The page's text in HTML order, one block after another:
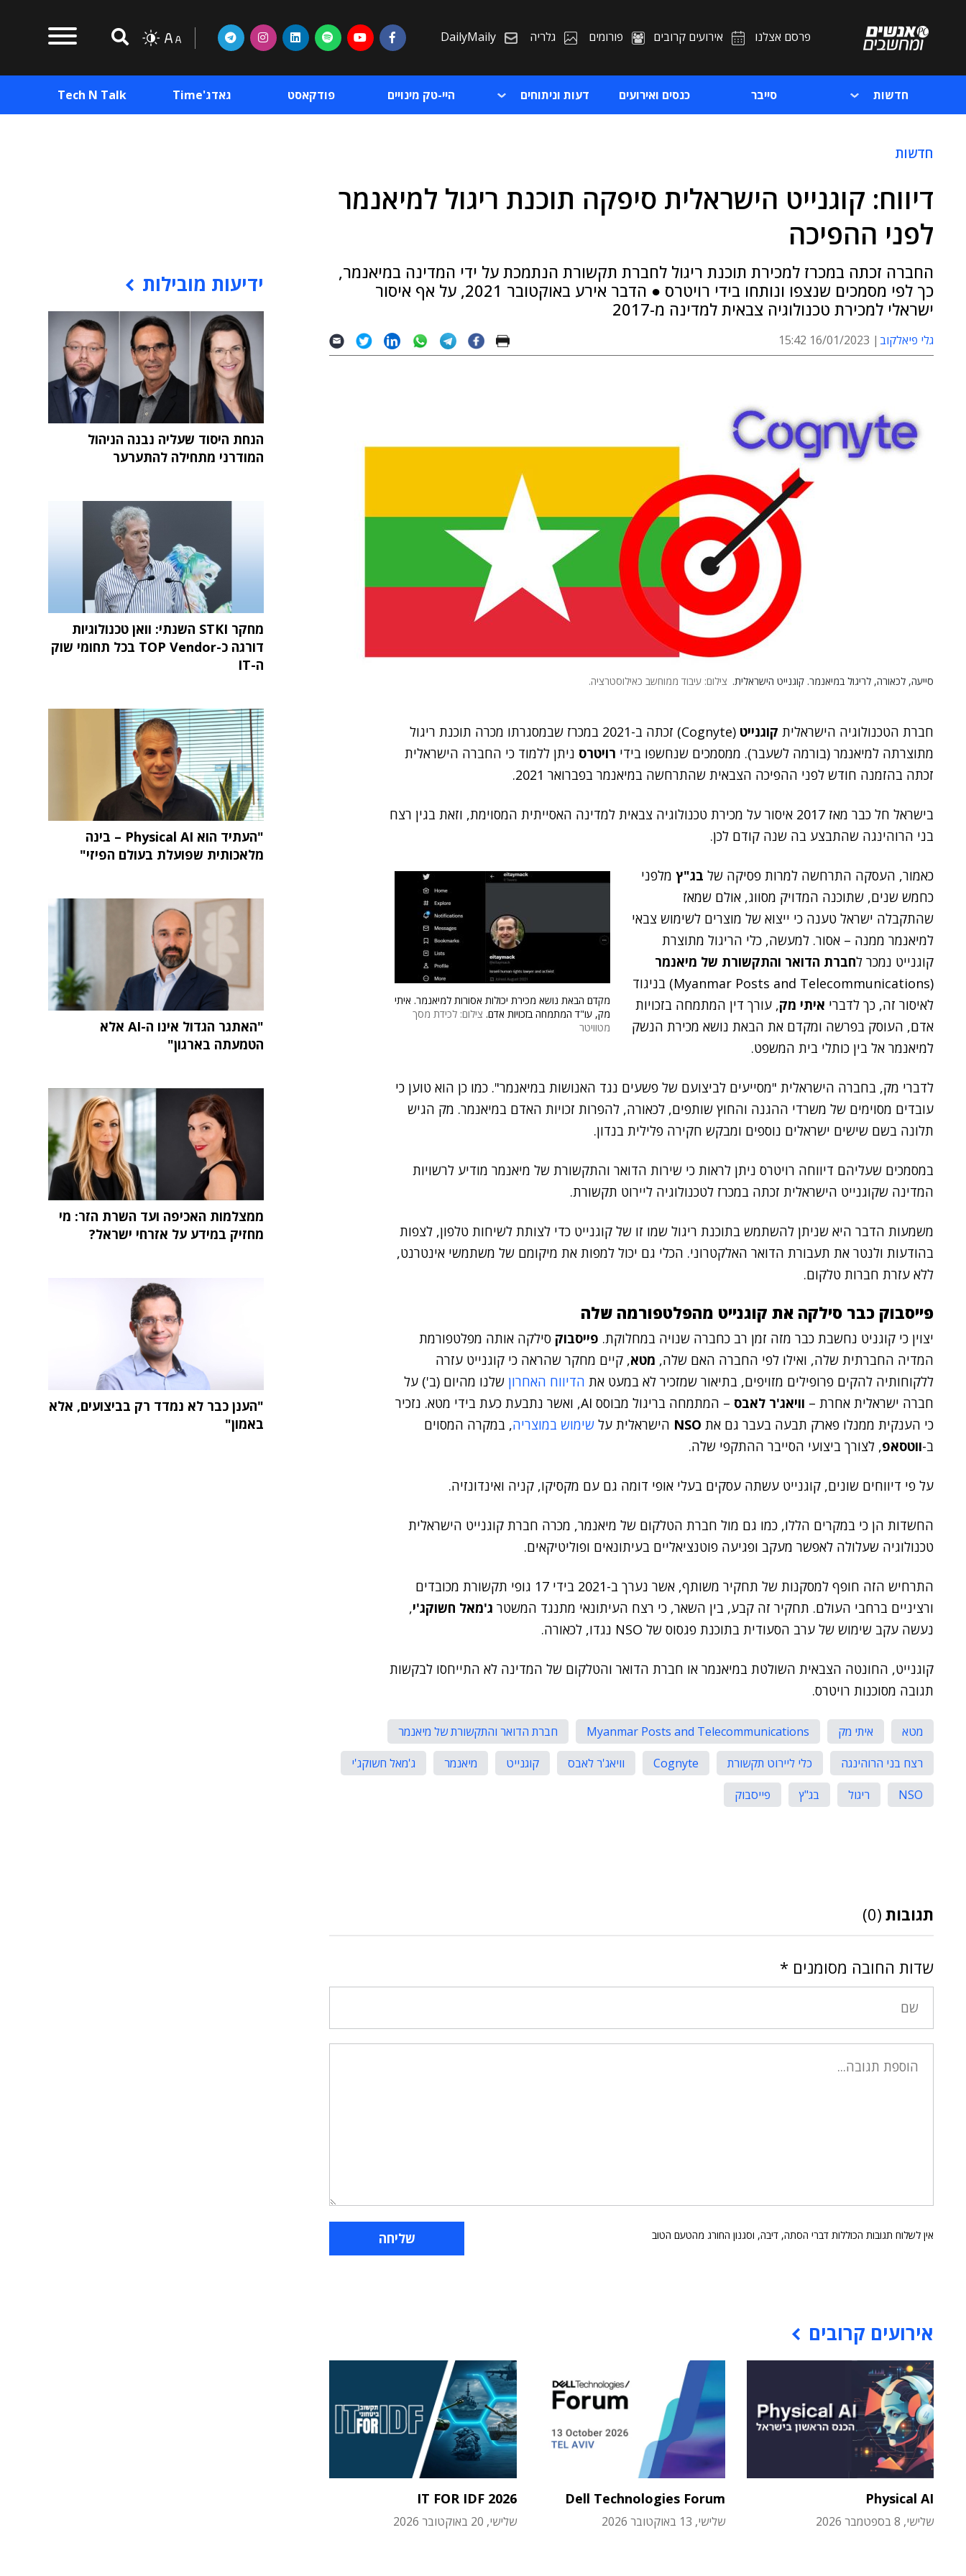
פרסם אצלנו אירועים קרובים פורומים גלריה DailyMaily
חדשות סייבר כנסים ואירועים דעות וניתוחים היי-טק מינויים פודקאסט גאדג'Time Tech N Talk
חדשות
דיווח: קוגנייט הישראלית סיפקה תוכנת ריגול למיאנמר
לפני ההפיכה
החברה זכתה במכרז למכירת תוכנת ריגול לחברת תקשורת הנתמכת על ידי המדינה במיאנמר,
כך לפי מסמכים שנצפו ונותחו בידי רויטרס ● הדבר אירע באוקטובר 2021, על אף איסור
ישראלי למכירת טכנולוגיה צבאית למדינה מ-2017
גלי פיאלקוב 16/01/2023 15:42
סייעה, לכאורה, לריגול במיאנמר. קוגנייט הישראלית. צילום: עיבוד ממוחשב כאילוסטרציה.
חברת הטכנולוגיה הישראלית קוגנייט
(Cognyte) זכתה ב-2021 במכרז שבמסגרתו מכרה תוכנת ריגול
מתוצרתה למיאנמר (בורמה לשעבר). ממסמכים שנחשפו בידי רויטרס ניתן ללמוד כי החברה הישראלית
זכתה בהזמנה חודש לפני ההפיכה הצבאית שהתרחשה במיאנמר בפברואר 2021.
בישראל חל כבר מאז 2017 איסור על מכירת טכנולוגיה צבאית למדינה האסייתית המסוימת, וזאת בגין רצח
בני הרוהינגה שהתבצע בה שנה קודם לכן.
מקדם הבאת נושא מכירת יכולות אסורות למיאנמר. איתי
מק, עו"ד המתמחה בזכויות אדם. צילום: לכידת מסך
מטוויטר
כאמור, העסקה התרחשה למרות פסיקה של בג"ץ מלפני
כחמש שנים, שתוכנה המדויק מסווג, אולם שמאז
שהתקבלה ישראל טענה כי ייצוא של מוצרים לשימוש צבאי
למיאנמר ממנה – אסור. למעשה, כלי הריגול מתוצרת
קוגנייט נמכר לחברת הדואר והתקשורת של מיאנמר
(Myanmar Posts and Telecommunications) בניגוד
לאיסור זה, כך לדברי איתי מק, עורך דין המתמחה בזכויות
אדם, העוסק בפרשה ומקדם את הבאת נושא מכירת הנשק
למיאנמר אל בין כותלי בית המשפט.
לדברי מק, בחברה הישראלית "מסייעים לביצועם של פשעים נגד האנושות במיאנמר". כמו כן הוא טוען כי
עובדים מסוימים של משרדי ההגנה והחוץ שותפים, לכאורה, להפרות זכויות האדם במיאנמר. מק הגיש
תלונה בשם שישים ישראלים נוספים ומבקש חקירה פלילית בנדון.
במסמכים שעליהם דיווחה רויטרס ניתן לראות כי שירות הדואר והתקשורת של מיאנמר מודיע לרשויות
המדינה שקוגנייט הישראלית זכתה במכרז לטכנולוגיה ליירוט תקשורת.
משמעות הדבר היא שניתן להשתמש בתוכנת ריגול שמו זו של קוגנייט כדי לצותת לשיחות טלפון, לצפות
בהודעות ולנטר את תעבורת הדואר האלקטרוני. הכלי גם יכול למפות את מיקומם של משתמשי אינטרנט,
ללא עזרת חברות טלקום.
פייסבוק כבר סילקה את קוגנייט מהפלטפורמה שלה
יצוין כי קוגניט נחשבת כבר מזה זמן רב כחברה שנויה במחלוקת. פייסבוק סילקה אותה מפלטפורמת
המדיה החברתית שלה, ואילו לפי החברה האם שלה, מטא, קיים מחקר שהראה כי קוגנייט עזרה
ללקוחותיה להקים פרופילים מזויפים, בתיאור שמזכיר לא במעט את הדיווח האחרון שלנו מהיום (ב') על
חברה ישראלית אחרת – וויאג'ר לאבס
– המתמחה בריגול מבוסס AI, ואשר נתבעת כעת בידי מטא. נזכיר
כי הענקית ממנלו פארק תבעה בעבר גם את NSO הישראלית על שימוש במוצריה, במקרה המסוים
ב-ווטסאפ, לצורך ביצועי הסייבר ההתקפי שלה.
על פי דיווחים שונים, קוגנייט עשתה עסקים בעלי אופי דומה גם עם מקסיקו, קניה ואינדונזיה.
החשדות הן כי במקרים הללו, כמו גם מול חברת הטלקום של מיאנמר, מכרה חברת קוגנייט הישראלית
טכנולוגיה שעלולה לאפשר מעקב ופגיעה פוטנציאליים בעיתונאים ופוליטיקאים.
התרחיש הזה חופף למסקנות של תחקיר משותף, אשר נערך ב-2021 בידי 17 גופי תקשורת מכובדים
ורציניים ברחבי העולם. תחקיר זה קבע, בין השאר, כי רצח העיתונאי מתנגד המשטר ג'מאל חשוקג'י,
נעשה עקב שימוש של ערב הסעודית בתוכנת פגסוס של NSO נגדו, לכאורה.
קוגנייט, החונטה הצבאית השולטת במיאנמר או חברת הדואר והטלקום של המדינה לא התייחסו לבקשות
תגובה מסוכנות רויטרס.
מטא איתי מק Myanmar Posts and Telecommunications
חברת הדואר והתקשורת של מיאנמר
רצח בני הרוהינגה
כלי ליירוט תקשורת Cognyte וויאג'ר לאבס קוגנייט מיאנמר
ג'מאל חשוקג'י
NSO
ריגול בג"ץ פייסבוק
תגובות (0)
שדות החובה מסומנים *
אין לשלוח תגובות הכוללות דברי הסתה, דיבה, וסגנון החורג מהטעם הטוב
אירועים קרובים
Physical AI
שלישי, 8 בספטמבר 2026
Dell Technologies Forum
שלישי, 13 באוקטובר 2026
IT FOR IDF 2026
שלישי, 20 באוקטובר 2026
ידיעות מובילות
הנחת היסוד שעליה נבנה הניהול
המודרני מתחילה להתערער
מחקר STKI השנתי: וואן טכנולוגיות
דורגה כ-TOP Vendor בכל תחומי שוק
ה-IT
"העתיד הוא Physical AI – בינה
מלאכותית שפועלת בעולם הפיזי"
"האתגר הגדול אינו ה-AI אלא
הטמעתה בארגון"
ממצלמות האכיפה ועד השרת הזר: מי
מחזיק במידע על אזרחי ישראל?
"הענן כבר לא נמדד רק בביצועים, אלא
באמון"